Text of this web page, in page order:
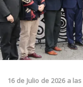
16 de Julio de 2026 a las